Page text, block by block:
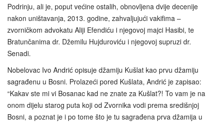
Podrinju, ali je, poput većine ostalih, obnovljena dvije decenije
nakon uništavanja, 2013. godine, zahvaljujući vakifima –
zvorničkom advokatu Aliji Efendiću i njegovoj majci Hasibi, te
Bratunčanima dr. Džemilu Hujduroviću i njegovoj supruzi dr.
Senadi.
Nobelovac Ivo Andrić opisuje džamiju Kušlat kao prvu džamiju
sagrađenu u Bosni. Prolazeći pored Kušlata, Andrić je zapisao:
“Kakav ste mi vi Bosanac kad ne znate za Kušlat?! To vam je na
onom dijelu starog puta koji od Zvornika vodi prema središnjoj
Bosni, a poznat je i po tome što je tu sagrađena prva džamija u